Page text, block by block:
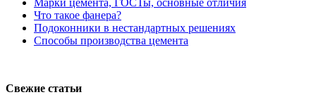
Марки цемента, ГОСТы, основные отличия
Что такое фанера?
Подоконники в нестандартных решениях
Способы производства цемента
Свежие статьи